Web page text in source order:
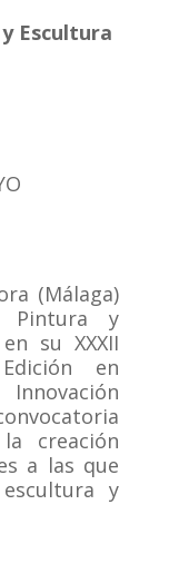
Escultura
(Málaga)
Pintura y
su XXXII
en
creación
a las que
y